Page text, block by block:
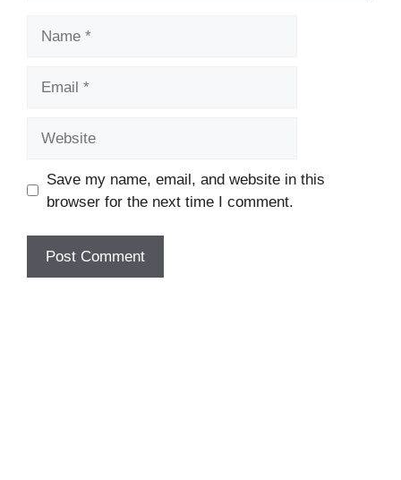
Save my name, email, and website in this
browser for the next time I comment.